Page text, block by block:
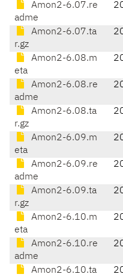
Amon2-6.07.re
adme
Amon2-6.07.ta
r.gz
Amon2-6.08.m
eta
Amon2-6.08.re
adme
Amon2-6.08.ta
r.gz
Amon2-6.09.m
eta
Amon2-6.09.re
adme
Amon2-6.09.ta
r.gz
Amon2-6.10.m
eta
Amon2-6.10.re
adme
Amon2-6.10.ta